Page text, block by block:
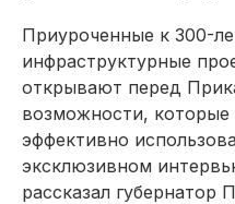
Приуроченные к 300-
инфраструктурные
открывают перед
возможности,
эффективно
эксклюзивном
рассказал губернатор